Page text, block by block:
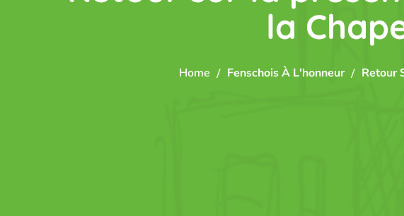
la
Home Fenschois À L'honneur Retour